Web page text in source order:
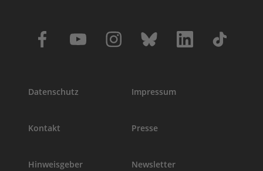
Datenschutz Impressum
Kontakt Presse
Hinweisgeber Newsletter